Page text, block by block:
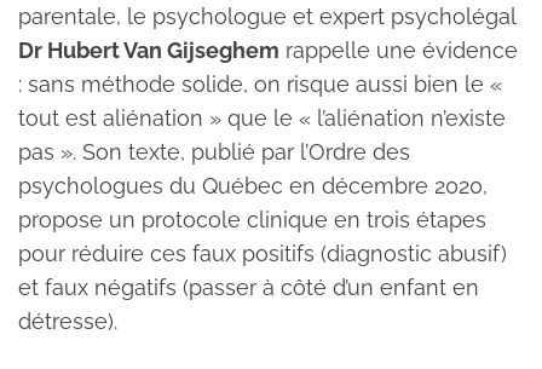
parentale, le psychologue et expert psycholégal
Dr Hubert Van Gijseghem rappelle une évidence
: sans méthode solide, on risque aussi bien le «
tout est aliénation » que le « l’aliénation n’existe
pas ». Son texte, publié par l’Ordre des
psychologues du Québec en décembre 2020,
propose un protocole clinique en trois étapes
pour réduire ces faux positifs (diagnostic abusif)
et faux négatifs (passer à côté d’un enfant en
détresse).